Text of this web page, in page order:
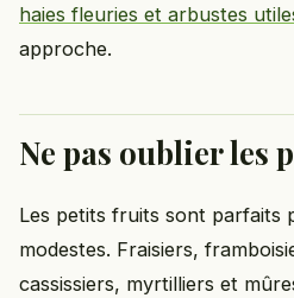
haies fleuries et arbustes
approche.
Ne pas oublier les
Les petits fruits sont parfaits
modestes. Fraisiers,
cassissiers, myrtilliers et